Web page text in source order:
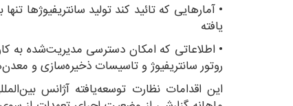
• آمارهایی که تائید کند تولید سانتریفیوژها
یافته
• اطلاعاتی که امکان دسترسی مدیریت‌شده به
روتور سانتریفیوژ و تاسیسات ذخیره‌سازی و
این اقدامات نظارت توسعه‌یافته آژانس